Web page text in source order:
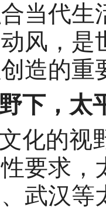
当代生
风，
造的重
下，太
化的视
要求，
武汉等